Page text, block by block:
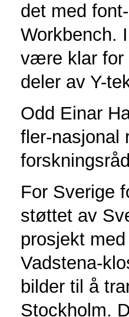
det med
Workbench.
være klar for
deler av Y-
Odd Einar
fler-nasjonal
For Sverige
støttet av
prosjekt
Vadstena-
bilder til å
Stockholm.